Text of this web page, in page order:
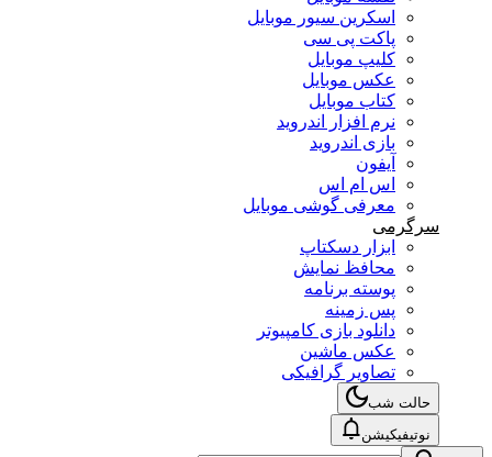
اسکرین سیور موبایل
پاکت پی سی
کلیپ موبایل
عکس موبایل
کتاب موبایل
نرم افزار اندروید
بازی اندروید
آیفون
اس ام اس
معرفی گوشی موبایل
سرگرمی
ابزار دسکتاپ
محافظ نمایش
پوسته برنامه
پس زمینه
دانلود بازی کامپیوتر
عکس ماشین
تصاویر گرافیکی
حالت شب
نوتیفیکیشن